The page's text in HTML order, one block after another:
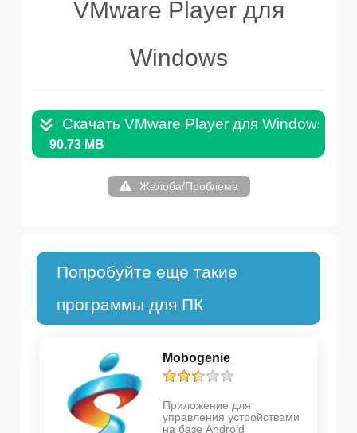
VMware Player для
Windows
Скачать VMware Player для Windows
90.73 MB
Жалоба/Проблема
Попробуйте еще такие
программы для ПК
Mobogenie
Приложение для
управления устройствами
на базе Android